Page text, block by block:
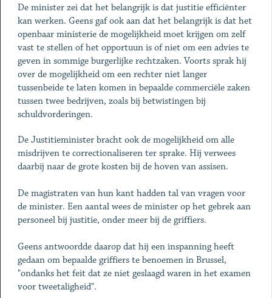
De minister zei dat het belangrijk is dat justitie efficiënter
kan werken. Geens gaf ook aan dat het belangrijk is dat het
openbaar ministerie de mogelijkheid moet krijgen om zelf
vast te stellen of het opportuun is of niet om een advies te
geven in sommige burgerlijke rechtzaken. Voorts sprak hij
over de mogelijkheid om een rechter niet langer
tussenbeide te laten komen in bepaalde commerciële zaken
tussen twee bedrijven, zoals bij betwistingen bij
schuldvorderingen.
De Justitieminister bracht ook de mogelijkheid om alle
misdrijven te correctionaliseren ter sprake. Hij verwees
daarbij naar de grote kosten bij de hoven van assisen.
De magistraten van hun kant hadden tal van vragen voor
de minister. Een aantal wees de minister op het gebrek aan
personeel bij justitie, onder meer bij de griffiers.
Geens antwoordde daarop dat hij een inspanning heeft
gedaan om bepaalde griffiers te benoemen in Brussel,
"ondanks het feit dat ze niet geslaagd waren in het examen
voor tweetaligheid".